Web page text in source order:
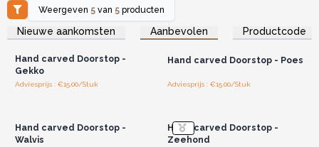
Weergeven 5 van 5 producten
Nieuwe aankomsten Aanbevolen Productcode
Log in of registreer u voor
groothandelsprijzen.
Hand carved Doorstop -
Gekko
Adviesprijs : €15.00/Stuk
Log in of registreer u voor
groothandelsprijzen.
Hand carved Doorstop - Poes
Adviesprijs : €15.00/Stuk
Hand carved Doorstop -
Walvis
Hand carved Doorstop -
Zeehond